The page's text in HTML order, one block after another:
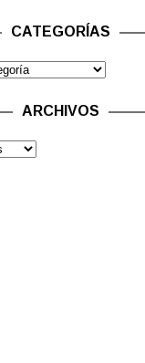
CATEGORÍAS
ARCHIVOS